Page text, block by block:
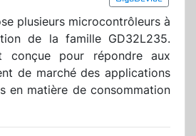
plusieurs microcontrôleurs à
de la famille GD32L235.
conçue pour répondre aux
de marché des applications
en matière de consommation